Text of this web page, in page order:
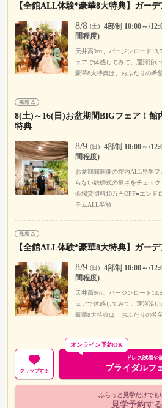
【全館ALL体験*豪華8大特典】ガー
8/8 (土)
4部制 10:00～/
間程度)
天井高9ｍ、バージンロード
ェアで体感してみて。運河沿
豪華8大特典は、おふたりの希
8(土)～16(日)お盆期間BIGフェア！館
特典
8/9 (日)
4部制 10:00～/
間程度)
お盆期間開催の館内ALL見学
らない結婚式の良さをチェッ
会場貸切料10万円OFF■エンド
テムALL半額
【全館ALL体験*豪華8大特典】ガー
8/9 (日)
4部制 10:00～/
間程度)
天井高9ｍ、バージンロード
ェアで体感してみて。運河沿
豪華8大特典は、おふたりの希
クリップする
ドレス試着や
ブライダルフ
オンライン予約OK
ふらっと見学だけでも
見学予約する